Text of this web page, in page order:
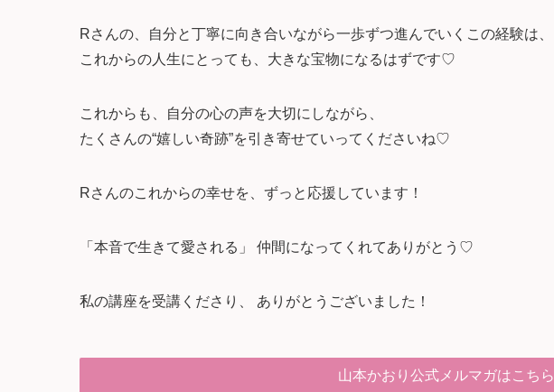
Rさんの、自分と丁寧に向き合いながら一歩ずつ進んでいくこの経験は、
これからの人生にとっても、大きな宝物になるはずです♡
これからも、自分の心の声を大切にしながら、
たくさんの“嬉しい奇跡”を引き寄せていってくださいね♡
Rさんのこれからの幸せを、ずっと応援しています！
「本音で生きて愛される」 仲間になってくれてありがとう♡
私の講座を受講くださり、 ありがとうございました！
山本かおり公式メルマガはこちら